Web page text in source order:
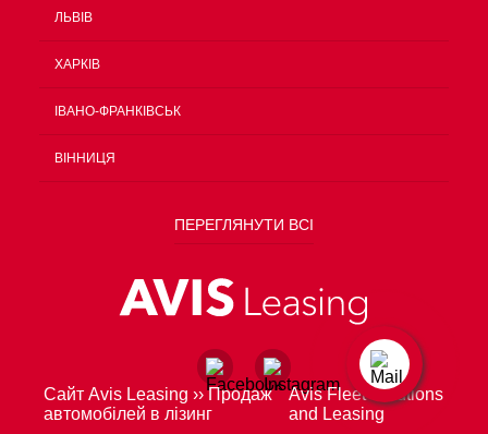
ЛЬВІВ
ХАРКІВ
ІВАНО-ФРАНКІВСЬК
ВІННИЦЯ
ПЕРЕГЛЯНУТИ ВСІ
Сайт Avis Leasing ››Продаж
автомобілей в лізинг
Avis Fleet Solutions
and Leasing